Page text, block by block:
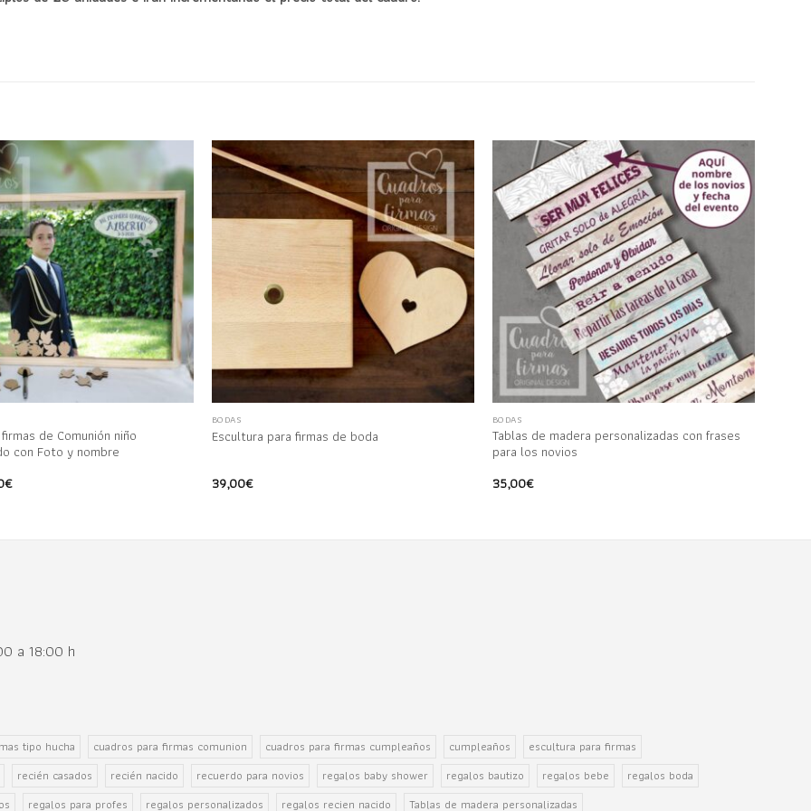
Añadir
a la
lista
de
deseos
de Comunión niño
con Foto y nombre
€
Añadir
lista
de
deseos
BODAS
Escultura para firmas de boda
39,00€
Añadir
a la
lista
de
BODAS
Tablas de madera personalizadas con frases
para los novios
35,00€
a 18:00 h
tipo hucha cuadros para firmas comunion cuadros para firmas cumpleaños cumpleaños
escultura para firmas
recién casados recién nacido recuerdo para novios regalos baby shower regalos bautizo regalos bebe
regalos boda
regalos para profes regalos personalizados regalos recien nacido Tablas de madera personalizadas